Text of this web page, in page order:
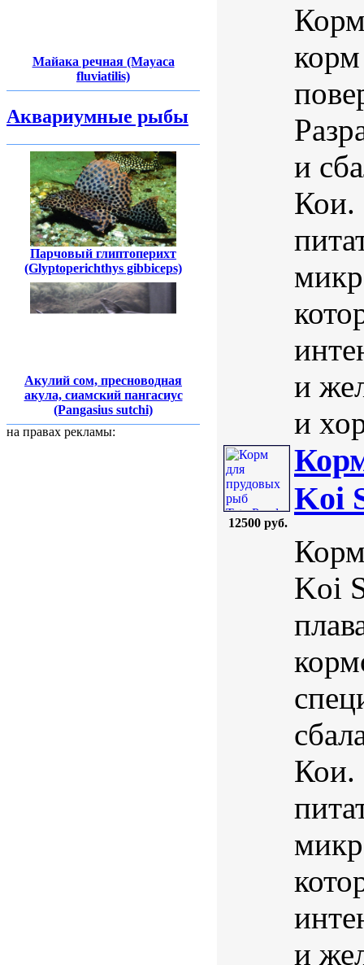
Майака речная (Mayaca
fluviatilis)
Аквариумные рыбы
Парчовый глиптоперихт
(Glyptoperichthys gibbiceps)
Акулий сом, пресноводная
акула, сиамский пангасиус
(Pangasius sutchi)
на правах рекламы:
и
Кои.
и
и
12500 руб.
Koi
Koi
Кои.
и